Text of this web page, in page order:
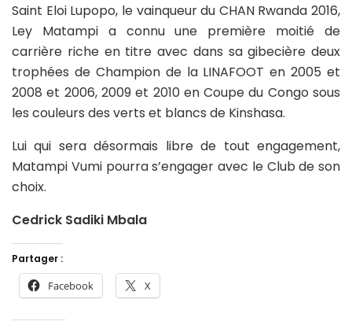
Saint Eloi Lupopo, le vainqueur du CHAN Rwanda 2016,
Ley Matampi a connu une première moitié de
carrière riche en titre avec dans sa gibecière deux
trophées de Champion de la LINAFOOT en 2005 et
2008 et 2006, 2009 et 2010 en Coupe du Congo sous
les couleurs des verts et blancs de Kinshasa.
Lui qui sera désormais libre de tout engagement,
Matampi Vumi pourra s’engager avec le Club de son
choix.
Cedrick Sadiki Mbala
Partager :
Facebook X